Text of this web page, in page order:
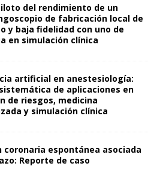
del rendimiento de un
de fabricación local de
y baja fidelidad con uno de
en simulación clínica
artificial en anestesiología:
de aplicaciones en
de riesgos, medicina
y simulación clínica
coronaria espontánea asociada
Reporte de caso